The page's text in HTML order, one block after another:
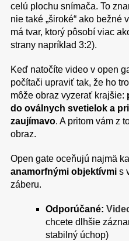
celú plochu snímača. To
nie také „široké“ ako bežné
má tvar, ktorý pôsobí viac
strany napríklad 3:2).
Keď natočíte video v open
počítači upraviť tak, že ho
môže obraz vyzerať krajšie:
do oválnych svetielok a
zaujímavo. A pritom vám z
obraz.
Open gate oceňujú najmä
anamorfnými objektívmi s
záberu.
Odporúčané:
chcete dlhšie
stabilný úchop)